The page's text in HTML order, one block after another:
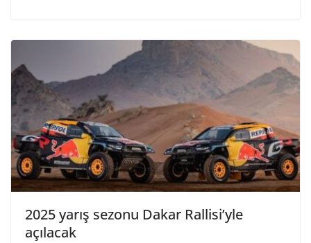
2025 yarış sezonu Dakar Rallisi’yle
açılacak